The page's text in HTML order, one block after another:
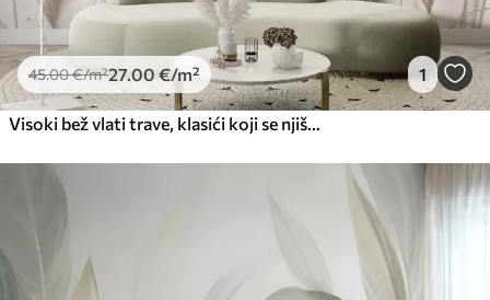
45.00€/m²27 .00 €/m² 1